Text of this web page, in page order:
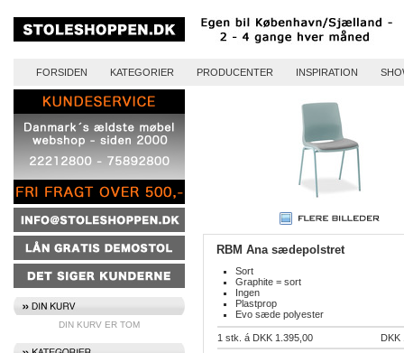
FORSIDEN KATEGORIER PRODUCENTER INSPIRATION
DIN KURV ER TOM
RBM Ana sædepolstret
Sort
Graphite = sort
Ingen
Plastprop
Evo sæde polyester
1 stk. á DKK 1.395,00
DKK